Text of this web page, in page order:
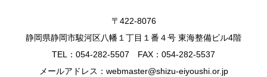
〒422-8076
静岡県静岡市駿河区八幡１丁目１番４号 東海整備ビル4階
TEL：054-282-5507 FAX：054-282-5537
メールアドレス：webmaster@shizu-eiyoushi.or.jp